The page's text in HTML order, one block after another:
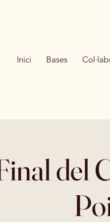
Inici Bases
del